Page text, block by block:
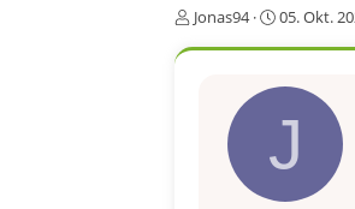
E
Jonas94
E
t
05. Okt.
J